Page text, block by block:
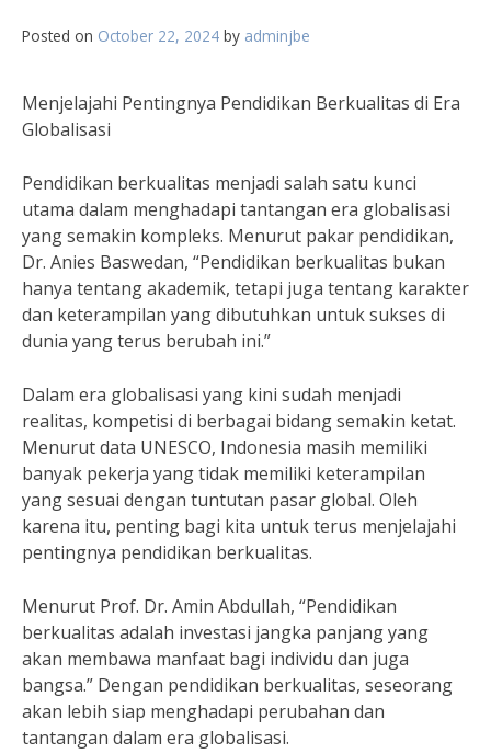
Posted on October 22, 2024 by adminjbe
Menjelajahi Pentingnya Pendidikan Berkualitas di Era
Globalisasi
Pendidikan berkualitas menjadi salah satu kunci
utama dalam menghadapi tantangan era globalisasi
yang semakin kompleks. Menurut pakar pendidikan,
Dr. Anies Baswedan, “Pendidikan berkualitas bukan
hanya tentang akademik, tetapi juga tentang karakter
dan keterampilan yang dibutuhkan untuk sukses di
dunia yang terus berubah ini.”
Dalam era globalisasi yang kini sudah menjadi
realitas, kompetisi di berbagai bidang semakin ketat.
Menurut data UNESCO, Indonesia masih memiliki
banyak pekerja yang tidak memiliki keterampilan
yang sesuai dengan tuntutan pasar global. Oleh
karena itu, penting bagi kita untuk terus menjelajahi
pentingnya pendidikan berkualitas.
Menurut Prof. Dr. Amin Abdullah, “Pendidikan
berkualitas adalah investasi jangka panjang yang
akan membawa manfaat bagi individu dan juga
bangsa.” Dengan pendidikan berkualitas, seseorang
akan lebih siap menghadapi perubahan dan
tantangan dalam era globalisasi.